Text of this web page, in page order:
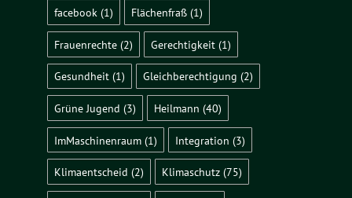
facebook (1) Flächenfraß(1)
Frauenrechte (2) Gerechtigkeit(1)
Gesundheit (1) Gleichberechtigung (2)
Grüne Jugend (3) Heilmann (40)
ImMaschinenraum (1) Integration (3)
Klimaentscheid (2) Klimaschutz(75)